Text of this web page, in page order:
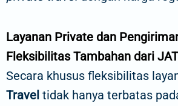
Layanan Private dan
Fleksibilitas Tambahan dari
Secara khusus fleksibilitas
Travel tidak hanya terbatas